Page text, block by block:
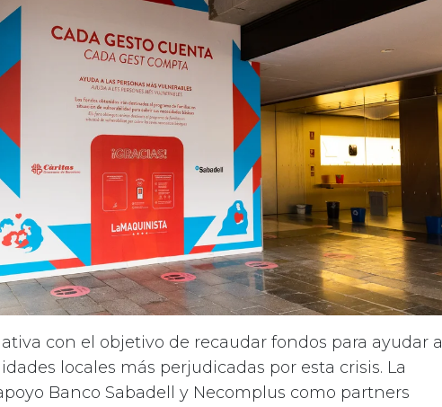
con el objetivo de recaudar fondos para ayudar a
locales más perjudicadas por esta crisis. La
Banco Sabadell y Necomplus como partners